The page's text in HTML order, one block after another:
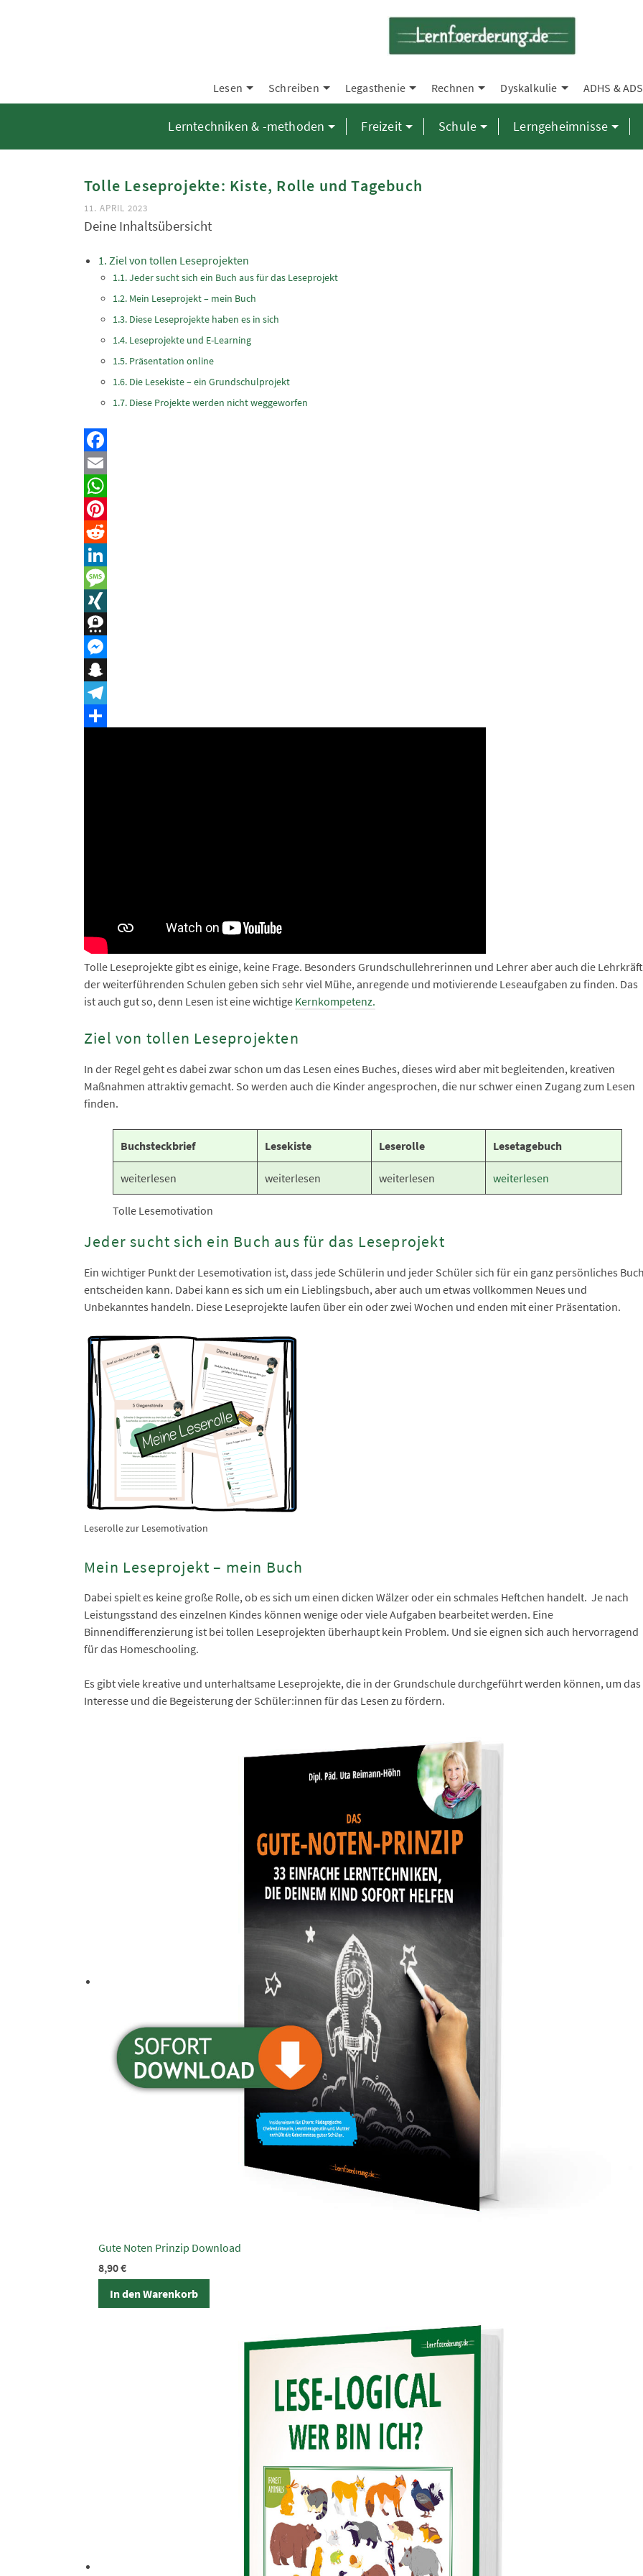
Lesen Schreiben Legasthenie Rechnen Dyskalkulie ADHS & ADS
Lerntechniken & -methoden Freizeit Schule Lerngeheimnisse
Tolle Leseprojekte: Kiste, Rolle und Tagebuch
11. APRIL 2023
Deine Inhaltsübersicht
Ziel von tollen Leseprojekten
Jeder sucht sich ein Buch aus für das Leseprojekt
Mein Leseprojekt – mein Buch
Diese Leseprojekte haben es in sich
Leseprojekte und E-Learning
Präsentation online
Die Lesekiste – ein Grundschulprojekt
Diese Projekte werden nicht weggeworfen
Facebook
Email
WhatsApp
Pinterest
Reddit
LinkedIn
Message
XING
Threema
Messenger
Snapchat
Telegram
Tolle Leseprojekte gibt es einige, keine Frage. Besonders Grundschullehrerinnen und Lehrer aber auch die
der weiterführenden Schulen geben sich sehr viel Mühe, anregende und motivierende Leseaufgaben zu finden. Das
ist auch gut so, denn Lesen ist eine wichtige Kernkompetenz.
Ziel von tollen Leseprojekten
In der Regel geht es dabei zwar schon um das Lesen eines Buches, dieses wird aber mit begleitenden, kreativen
Maßnahmen attraktiv gemacht. So werden auch die Kinder angesprochen, die nur schwer einen Zugang zum Lesen
finden.
Buchsteckbrief Lesekiste Leserolle Lesetagebuch
weiterlesen weiterlesen weiterlesen weiterlesen
Tolle Lesemotivation
Jeder sucht sich ein Buch aus für das Leseprojekt
Ein wichtiger Punkt der Lesemotivation ist, dass jede Schülerin und jeder Schüler sich für ein ganz persönliches Buch
entscheiden kann. Dabei kann es sich um ein Lieblingsbuch, aber auch um etwas vollkommen Neues und
Unbekanntes handeln. Diese Leseprojekte laufen über ein oder zwei Wochen und enden mit einer Präsentation.
Leserolle zur Lesemotivation
Mein Leseprojekt – mein Buch
Dabei spielt es keine große Rolle, ob es sich um einen dicken Wälzer oder ein schmales Heftchen handelt. Je nach
Leistungsstand des einzelnen Kindes können wenige oder viele Aufgaben bearbeitet werden. Eine
Binnendifferenzierung ist bei tollen Leseprojekten überhaupt kein Problem. Und sie eignen sich auch hervorragend
für das Homeschooling.
Es gibt viele kreative und unterhaltsame Leseprojekte, die in der Grundschule durchgeführt werden können, um das
Interesse und die Begeisterung der Schüler:innen für das Lesen zu fördern.
Gute Noten Prinzip Download
8,90€
In den Warenkorb